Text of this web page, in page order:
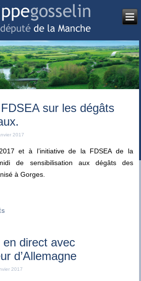
sur les dégâts
2017
et à l’initiative de la FDSEA de la
de sensibilisation aux dégâts des
à Gorges.
en direct avec
d’Allemagne
2017